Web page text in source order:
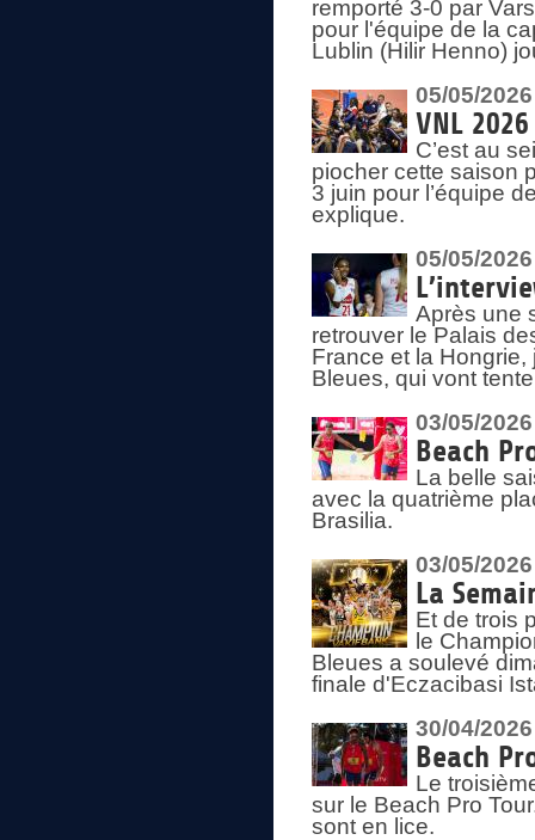
remporté 3-0 par
pour l'équipe de la
Lublin (Hilir Henno)
05/05/2026
VNL
C’est au
piocher cette saison
3 juin pour l’équipe
explique.
05/05/2026
Après une
retrouver le Palais
France et la Hongrie,
Bleues, qui vont
03/05/2026
Beach
La belle
avec la quatrième
Brasilia.
03/05/2026
La
Et de trois
le
Bleues a soulevé
finale d'Eczacibasi
30/04/2026
Beach
Le
sur le Beach Pro
sont en lice.